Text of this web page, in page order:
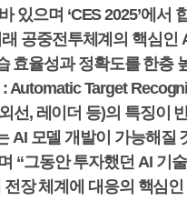
있으며 ‘CES 2025’에
공중전투체계의 핵심
효율성과 정확도를 한
Target
, 레이더 등)의 특징이
AI 모델 개발이 가능해
“그동안 투자했던 AI
장 체계에 대응의 핵심